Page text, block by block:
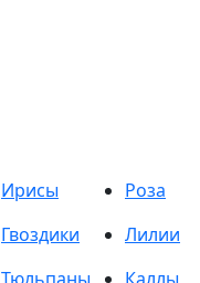
Ирисы
Роза
Гвоздики
Лилии